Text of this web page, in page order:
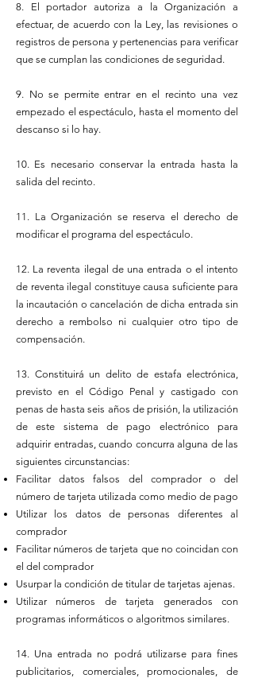
8. El portador autoriza a la Organización a
efectuar, de acuerdo con la Ley, las revisiones o
registros de persona y pertenencias para verificar
que se cumplan las condiciones de seguridad.
9. No se permite entrar en el recinto una vez
empezado el espectáculo, hasta el momento del
descanso si lo hay.
10. Es necesario conservar la entrada hasta la
salida del recinto.
11. La Organización se reserva el derecho de
modificar el programa del espectáculo.
12. La reventa ilegal de una entrada o el intento
de reventa ilegal constituye causa suficiente para
la incautación o cancelación de dicha entrada sin
derecho a rembolso ni cualquier otro tipo de
compensación.
13. Constituirá un delito de estafa electrónica,
previsto en el Código Penal y castigado con
penas de hasta seis años de prisión, la utilización
de este sistema de pago electrónico para
adquirir entradas, cuando concurra alguna de las
siguientes circunstancias:
Facilitar datos falsos del comprador o del
número de tarjeta utilizada como medio de pago
Utilizar los datos de personas diferentes al
comprador
Facilitar números de tarjeta que no coincidan con
el del comprador
Usurpar la condición de titular de tarjetas ajenas.
Utilizar números de tarjeta generados con
programas informáticos o algoritmos similares.
14. Una entrada no podrá utilizarse para fines
publicitarios, comerciales, promocionales, de